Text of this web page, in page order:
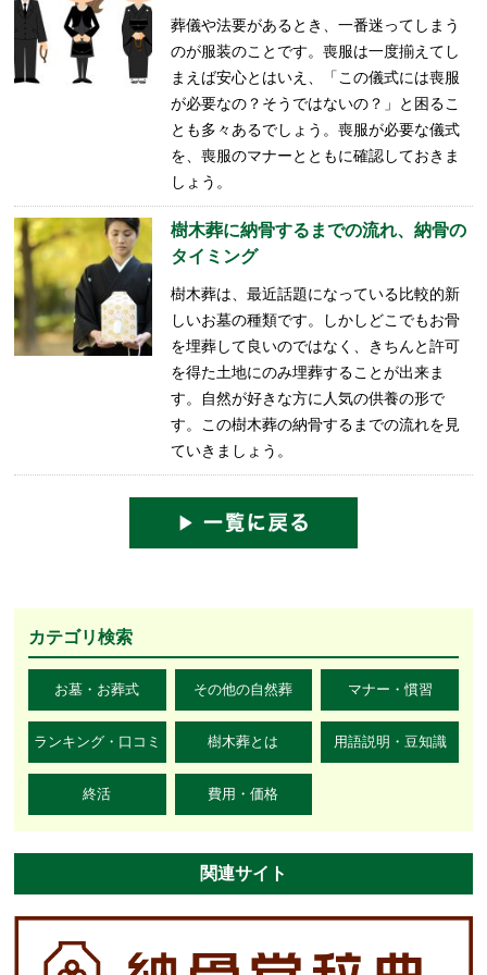
葬儀や法要があるとき、一番迷ってしまう
のが服装のことです。喪服は一度揃えてし
まえば安心とはいえ、「この儀式には喪服
が必要なの？そうではないの？」と困るこ
とも多々あるでしょう。喪服が必要な儀式
を、喪服のマナーとともに確認しておきま
しょう。
樹木葬に納骨するまでの流れ、納骨の
タイミング
樹木葬は、最近話題になっている比較的新
しいお墓の種類です。しかしどこでもお骨
を埋葬して良いのではなく、きちんと許可
を得た土地にのみ埋葬することが出来ま
す。自然が好きな方に人気の供養の形で
す。この樹木葬の納骨するまでの流れを見
ていきましょう。
カテゴリ検索
お墓・お葬式 その他の自然葬 マナー・慣習
ランキング・口コミ 樹木葬とは 用語説明・豆知識
終活 費用・価格
関連サイト